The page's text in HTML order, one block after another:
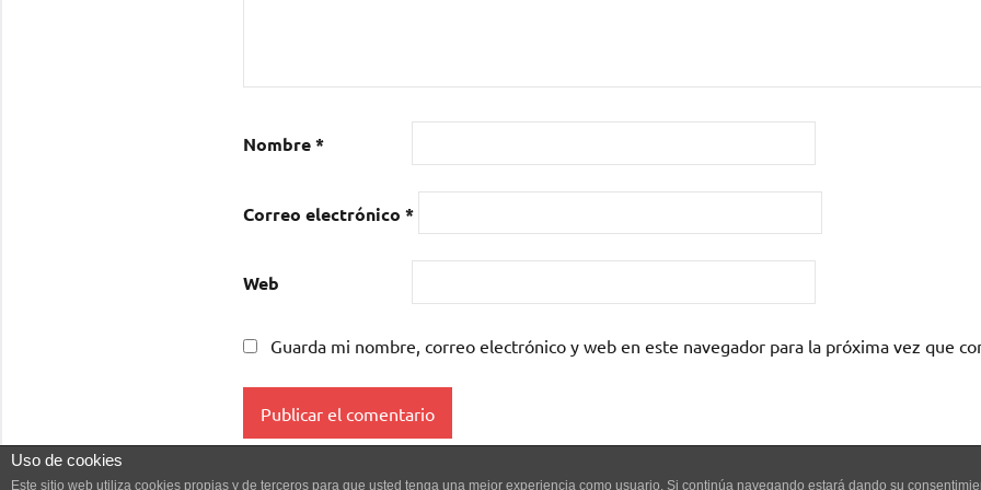
Nombre*
Correo electrónico *
Web
Guarda mi nombre, correo electrónico y web en este navegador para la próxima vez que
Uso de cookies
Este sitio web utiliza cookies propias y de terceros para que usted tenga una mejor experiencia como usuario. Si continúa navegando estará dando su